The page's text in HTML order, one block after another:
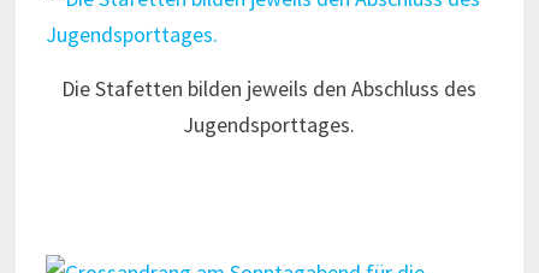
Die Stafetten bilden jeweils den Abschluss des
Jugendsporttages.